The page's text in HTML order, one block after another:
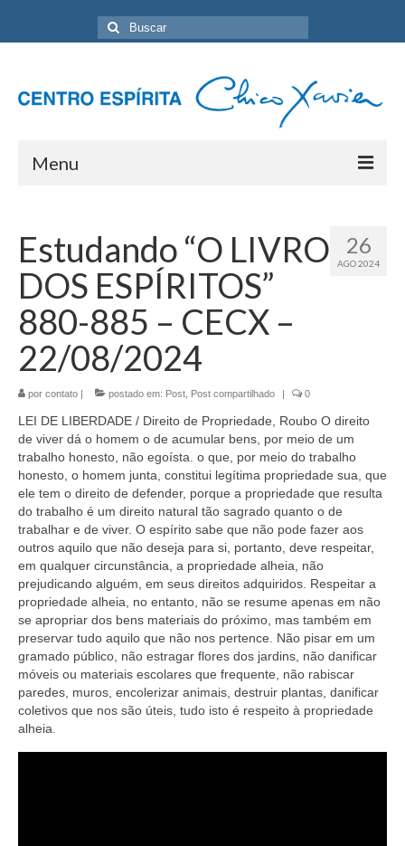
Buscar
por:
Menu
Programação Geral
Sobre nós
Eventos
Artigos
Contato
26
AGO 2024
Estudando “O LIVRO
DOS ESPÍRITOS”
880-885 – CECX –
22/08/2024
por contato | postado em: Post Post compartilhado | 0
LEI DE LIBERDADE / Direito de Propriedade, Roubo O direito
de viver dá o homem o de acumular bens, por meio de um
trabalho honesto, não egoísta. o que, por meio do trabalho
honesto, o homem junta, constitui legítima propriedade sua, que
ele tem o direito de defender, porque a propriedade que resulta
do trabalho é um direito natural tão sagrado quanto o de
trabalhar e de viver. O espírito sabe que não pode fazer aos
outros aquilo que não deseja para si, portanto, deve respeitar,
em qualquer circunstância, a propriedade alheia, não
prejudicando alguém, em seus direitos adquiridos. Respeitar a
propriedade alheia, no entanto, não se resume apenas em não
se apropriar dos bens materiais do próximo, mas também em
preservar tudo aquilo que não nos pertence. Não pisar em um
gramado público, não estragar flores dos jardins, não danificar
móveis ou materiais escolares que frequente, não rabiscar
paredes, muros, encolerizar animais, destruir plantas, danificar
coletivos que nos são úteis, tudo isto é respeito à propriedade
alheia.